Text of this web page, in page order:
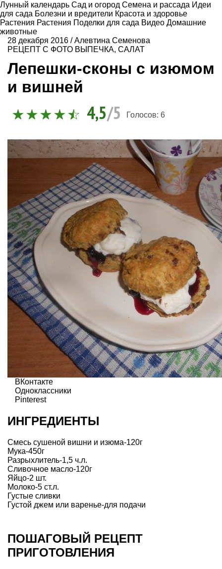
Лунный календарь Сад и огород Семена и рассада Идеи
для сада Болезни и вредители Красота и здоровье
Растения Растения Поделки для сада Видео Домашние
животные
28 декабря 2016 /Алевтина Семенова
РЕЦЕПТ С ФОТО ВЫПЕЧКА, САЛАТ
Лепешки-сконы с изюмом
и вишней
4,5/5 Голосов: 6
ВКонтакте
Одноклассники
Pinterest
ИНГРЕДИЕНТЫ
Смесь сушеной вишни и изюма-120г
Мука-450г
Разрыхлитель-1,5 ч.л.
Сливочное масло-120г
Яйцо-2 шт.
Молоко-5 ст.л.
Густые сливки
Густой джем или варенье-для подачи
ПОШАГОВЫЙ РЕЦЕПТ
ПРИГОТОВЛЕНИЯ